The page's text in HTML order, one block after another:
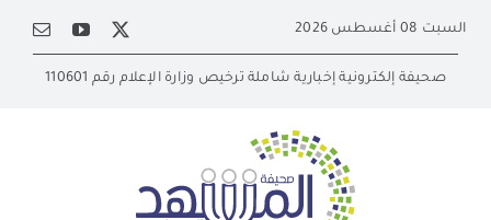
content
السبت 08 أغسطس 2026
صحيفة إلكترونية إخبارية شاملة ترخيص وزارة الإعلام رقم 110601